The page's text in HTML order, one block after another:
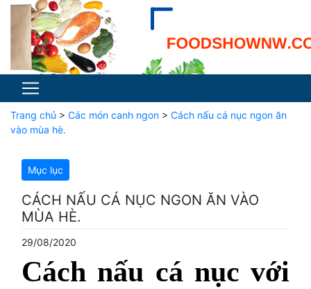
Trang chủ > Các món canh ngon > Cách nấu cá nục ngon ăn
vào mùa hè.
Mục lục
CÁCH NẤU CÁ NỤC NGON ĂN VÀO
MÙA HÈ.
29/08/2020
Cách nấu cá nục với